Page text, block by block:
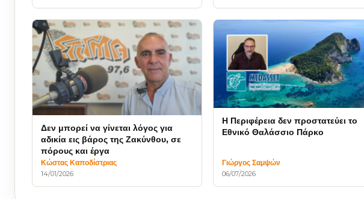
Δεν μπορεί να γίνεται λόγος για
αδικία εις βάρος της Ζακύνθου, σε
πόρους και έργα
Κώστας Καποδίστριας
14/01/2026
Η Περιφέρεια δεν προστατεύει το
Εθνικό Θαλάσσιο Πάρκο
Γιώργος Σαμψών
06/07/2026